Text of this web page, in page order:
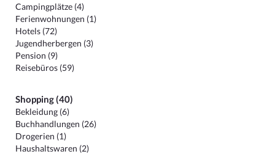
Campingplätze (4)
Ferienwohnungen (1)
Hotels (72)
Jugendherbergen (3)
Pension (9)
Reisebüros (59)
Shopping (40)
Bekleidung (6)
Buchhandlungen (26)
Drogerien (1)
Haushaltswaren (2)